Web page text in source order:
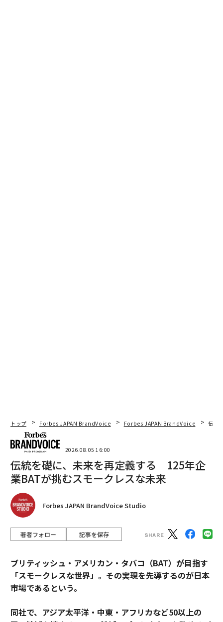
トップ Forbes JAPAN BrandVoice Forbes JAPAN BrandVoice 伝統
2026.08.05 16:00
伝統を礎に、未来を再定義する 125年企
業BATが挑むスモークレスな未来
Forbes JAPAN BrandVoice Studio
著者フォロー 記事を保存
ブリティッシュ・アメリカン・タバコ（BAT）が目指す
「スモークレスな世界」。その実現を先導するのが日本
市場であるという。
同社で、アジア太平洋・中東・アフリカなど50以上の